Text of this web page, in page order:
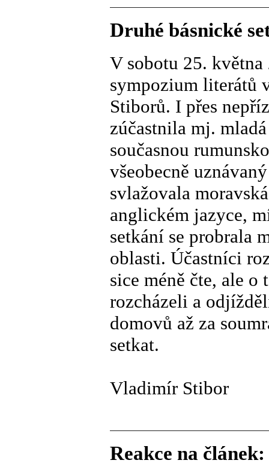
Druhé básnické
V sobotu 25.
sympozium literátů
Stiborů. I přes
zúčastnila mj.
současnou
všeobecně
svlažovala
anglickém jazyce,
setkání se probrala
oblasti. Účastníci
sice méně čte, ale
rozcházeli a
domovů až za
setkat.
Vladimír Stibor
Reakce na